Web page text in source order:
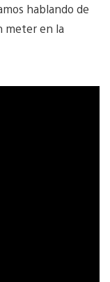
hablando de
meter en la